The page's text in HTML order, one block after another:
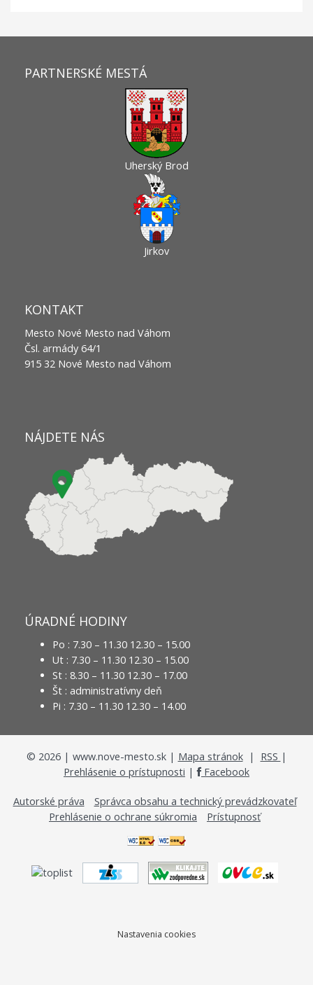
PARTNERSKÉ MESTÁ
Uherský Brod
Jirkov
KONTAKT
Mesto Nové Mesto nad Váhom
Čsl. armády 64/1
915 32 Nové Mesto nad Váhom
NÁJDETE NÁS
ÚRADNÉ HODINY
Po : 7.30 – 11.30 12.30 – 15.00
Ut : 7.30 – 11.30 12.30 – 15.00
St : 8.30 – 11.30 12.30 – 17.00
Št : administratívny deň
Pi : 7.30 – 11.30 12.30 – 14.00
© 2026| www.nove-mesto.sk | Mapa stránok| RSS |
Prehlásenie o prístupnosti | Facebook
Autorské práva
Správca obsahu a technický prevádzkovateľ
Prehlásenie o ochrane súkromia
Prístupnosť
Nastavenia cookies